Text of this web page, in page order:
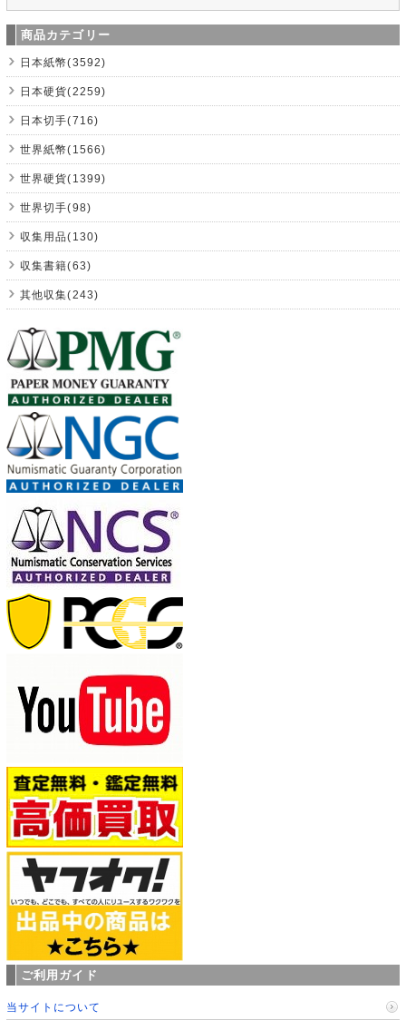
商品カテゴリー
日本紙幣(3592)
日本硬貨(2259)
日本切手(716)
世界紙幣(1566)
世界硬貨(1399)
世界切手(98)
収集用品(130)
収集書籍(63)
其他収集(243)
ご利用ガイド
当サイトについて